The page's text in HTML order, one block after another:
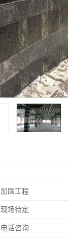
加固工程
现场待定
电话咨询